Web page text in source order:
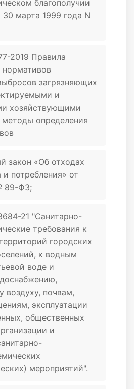
благополучии
30 марта 1999 года N
2019 Правила
нормативов
загрязняющих
и
хозяйствующими
определения
закон «Об отходах
и потребления» от
89-ФЗ;
21 "Санитарно-
требования к
городских
к водным
воде и
воздуху, почвам,
эксплуатации
общественных
и
мероприятий".